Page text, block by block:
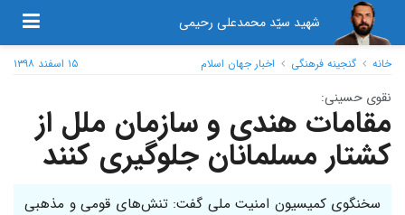
شهید سیّد محمدعلی رحیمی
۱۵ اسفند ۱۳۹۸ خانه گنجینه فرهنگی اخبار جهان اسلام
نقوی حسینی:
مقامات هندی و سازمان ملل از
کشتار مسلمانان جلوگیری کنند
سخنگوی کمیسیون امنیت ملی گفت: تنش‌های قومی و مذهبی